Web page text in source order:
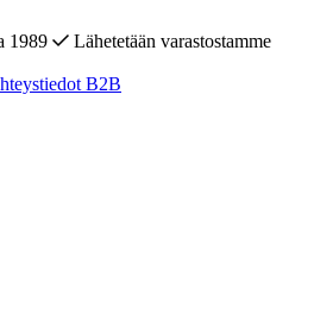
1989
Lähetetään varastostamme
B2B